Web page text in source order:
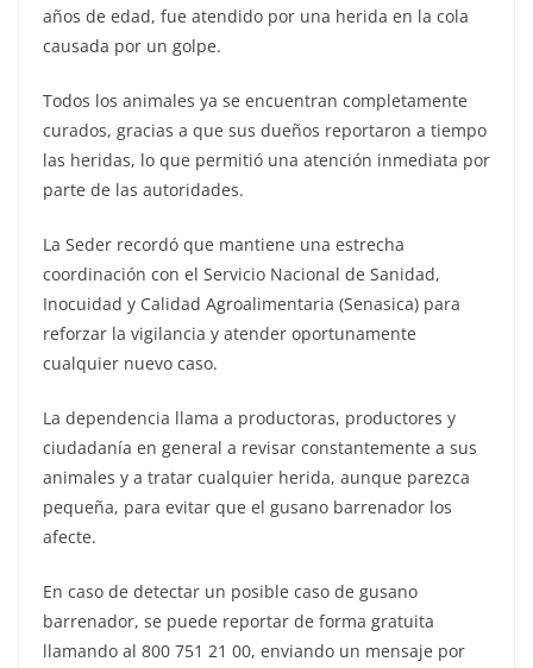
años de edad, fue atendido por una herida en la cola
causada por un golpe.
Todos los animales ya se encuentran completamente
curados, gracias a que sus dueños reportaron a tiempo
las heridas, lo que permitió una atención inmediata por
parte de las autoridades.
La Seder recordó que mantiene una estrecha
coordinación con el Servicio Nacional de Sanidad,
Inocuidad y Calidad Agroalimentaria (Senasica) para
reforzar la vigilancia y atender oportunamente
cualquier nuevo caso.
La dependencia llama a productoras, productores y
ciudadanía en general a revisar constantemente a sus
animales y a tratar cualquier herida, aunque parezca
pequeña, para evitar que el gusano barrenador los
afecte.
En caso de detectar un posible caso de gusano
barrenador, se puede reportar de forma gratuita
llamando al 800 751 21 00, enviando un mensaje por